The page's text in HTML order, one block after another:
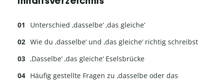
Unterschied ‚dasselbe‘ ‚das gleiche‘
Wie du ‚dasselbe‘ und ‚das gleiche‘ richtig schreibst
‚Dasselbe‘ ‚das gleiche‘ Eselsbrücke
Häufig gestellte Fragen zu ‚dasselbe oder das